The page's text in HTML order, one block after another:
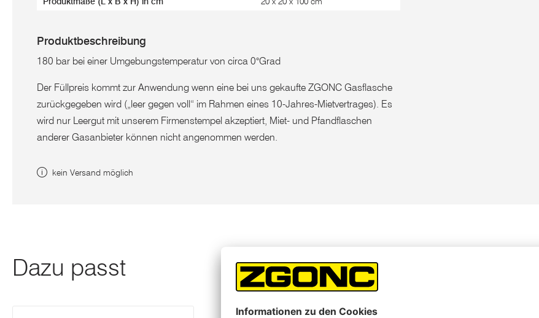
Produktbeschreibung
180 bar bei einer Umgebungstemperatur von circa 0°Grad
Der Füllpreis kommt zur Anwendung wenn eine bei uns gekaufte ZGONC Gasflasche
zurückgegeben wird („leer gegen voll“ im Rahmen eines 10-Jahres-Mietvertrages). Es
wird nur Leergut mit unserem Firmenstempel akzeptiert, Miet- und Pfandflaschen
anderer Gasanbieter können nicht angenommen werden.
kein Versand möglich
Dazu passt